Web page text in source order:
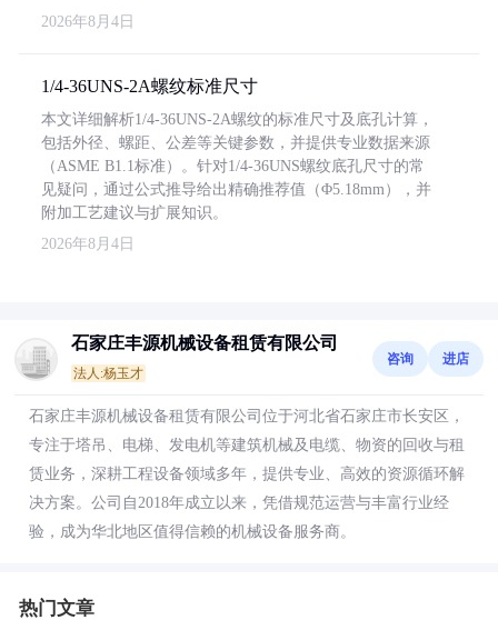
2026年8月4日
1/4-36UNS-2A螺纹标准尺寸
本文详细解析1/4-36UNS-2A螺纹的标准尺寸及底孔计算，
包括外径、螺距、公差等关键参数，并提供专业数据来源
（ASME B1.1标准）。针对1/4-36UNS螺纹底孔尺寸的常
见疑问，通过公式推导给出精确推荐值（Φ5.18mm），并
附加工艺建议与扩展知识。
2026年8月4日
石家庄丰源机械设备租赁有限公司
法人:杨玉才
咨询 进店
石家庄丰源机械设备租赁有限公司位于河北省石家庄市长安区，
专注于塔吊、电梯、发电机等建筑机械及电缆、物资的回收与租
赁业务，深耕工程设备领域多年，提供专业、高效的资源循环解
决方案。公司自2018年成立以来，凭借规范运营与丰富行业经
验，成为华北地区值得信赖的机械设备服务商。
热门文章